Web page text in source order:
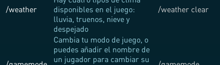
/weather
disponibles en el juego:
lluvia, truenos, nieve y
despejado
/weather clear
Cambia tu modo de juego, o
puedes añadir el nombre de
un jugador para cambiar su